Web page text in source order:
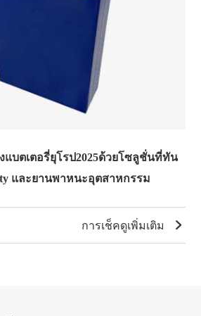
แบตเตอรี่ยุโรป2025ด้วยโซลูชั่นที่ทัน
และยานพาหนะอุตสาหกรรม
การเช็คดูเพิ่มเติม 